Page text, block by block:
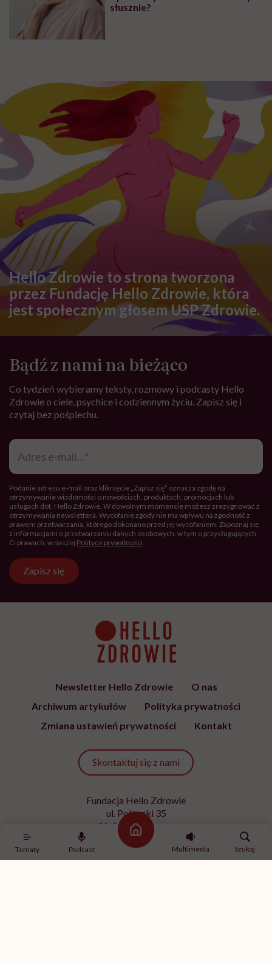
Tematy Podcast
Strona główna
Multimedia
Szukaj
słusznie?
Hello Zdrowie to strona tworzona
przez Fundację Hello Zdrowie, która
jest społecznym głosem USP Zdrowie.
Bądź z nami na bieżąco
Co tydzień wybieramy teksty, rozmowy i podcasty Hello
Zdrowie o ciele, psychice i codziennym życiu. Zapisz się i
czytaj bez pośpiechu.
Adres
mail*
Podanie adresu e-mail oraz kliknięcie „Zapisz się” oznacza zgodę na
otrzymywanie wiadomości o nowościach, produktach, promocjach lub
usługach dot. Hello Zdrowie. W dowolnym momencie możesz zrezygnować z
otrzymywania newslettera. Wycofanie zgody nie ma wpływu na zgodność z
prawem przetwarzania, którego dokonano przed jej wycofaniem. Zapoznaj się
z informacjami o przetwarzaniu danych osobowych, w tym o przysługujących
Ci prawach, w naszej Polityce prywatności
Zapisz się
Newsletter Hello Zdrowie
O nas
Archiwum artykułów
Polityka prywatności
Zmiana ustawień prywatności
Kontakt
Skontaktuj się z nami
Fundacja Hello Zdrowie
ul. Poleczki 35
02-822 Warszawa
NIP 9512613236
Kontakt z redakcją